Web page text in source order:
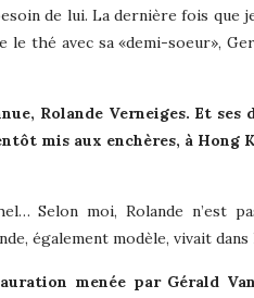
de lui. La dernière fois que je
avec sa «demi-soeur»,
Rolande Verneiges. Et
mis aux enchères, à Hong
Selon moi, Rolande n’est
également modèle, vivait dans
menée par Gérald